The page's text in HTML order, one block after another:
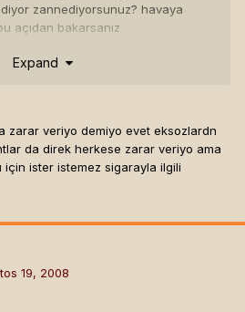
zannediyorsunuz? havaya
açıdan bakarsanız
Expand
zarar veriyo demiyo evet eksozlardn
da direk herkese zarar veriyo ama
için ister istemez sigarayla ilgili
19, 2008